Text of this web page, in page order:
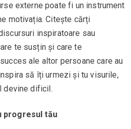
externe poate fi un instrument
motivația. Citește cărți
inspiratoare sau
te susțin și care te
ale altor persoane care au
să îți urmezi și tu visurile,
devine dificil.
progresul tău